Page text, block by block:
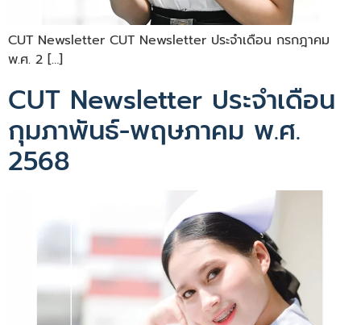
CUT Newsletter CUT Newsletter ประจำเดือน กรกฎาคม
พ.ศ. 2 […]
CUT Newsletter ประจำเดือน
กุมภาพันธ์-พฤษภาคม พ.ศ.
2568